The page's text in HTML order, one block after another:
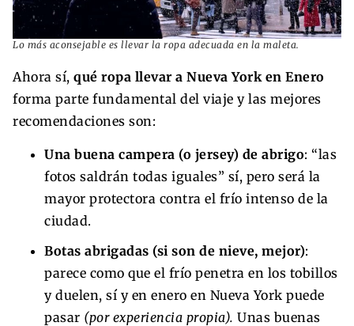
Lo más aconsejable es llevar la ropa adecuada en la maleta.
Ahora sí, qué ropa llevar a Nueva York en Enero
forma parte fundamental del viaje y las mejores
recomendaciones son:
Una buena campera (o jersey) de abrigo: “las
fotos saldrán todas iguales” sí, pero será la
mayor protectora contra el frío intenso de la
ciudad.
Botas abrigadas (si son de nieve, mejor):
parece como que el frío penetra en los tobillos
y duelen, sí y en enero en Nueva York puede
pasar (por experiencia propia). Unas buenas